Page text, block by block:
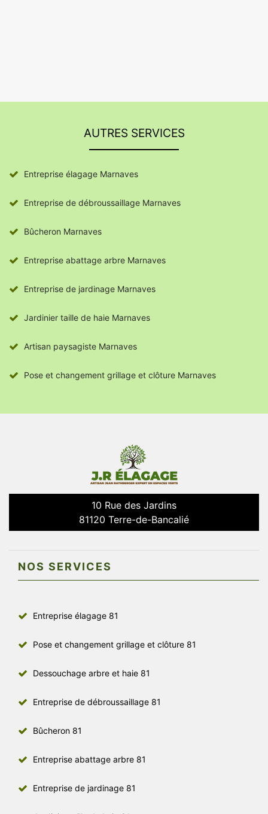
AUTRES SERVICES
Entreprise élagage Marnaves
Entreprise de débroussaillage Marnaves
Bûcheron Marnaves
Entreprise abattage arbre Marnaves
Entreprise de jardinage Marnaves
Jardinier taille de haie Marnaves
Artisan paysagiste Marnaves
Pose et changement grillage et clôture Marnaves
10 Rue des Jardins
81120 Terre-de-Bancalié
NOS SERVICES
Entreprise élagage 81
Pose et changement grillage et clôture 81
Dessouchage arbre et haie 81
Entreprise de débroussaillage 81
Bûcheron 81
Entreprise abattage arbre 81
Entreprise de jardinage 81